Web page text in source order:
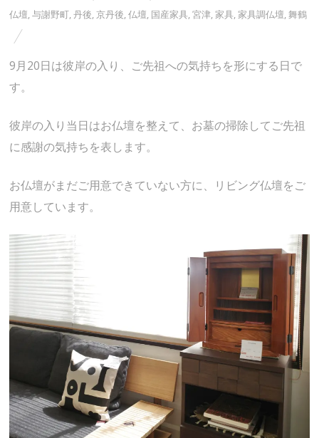
仏壇 ,与謝野町 ,丹後 ,京丹後 ,仏壇 国産家具 ,宮津 ,家具 ,家具調仏壇 ,舞鶴
9月20日は彼岸の入り、ご先祖への気持ちを形にする日で
す。
彼岸の入り当日はお仏壇を整えて、お墓の掃除してご先祖
に感謝の気持ちを表します。
お仏壇がまだご用意できていない方に、リビング仏壇をご
用意しています。